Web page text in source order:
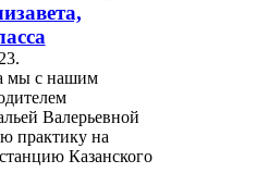
.
мы с нашим
Валерьевной
практику на
Казанского